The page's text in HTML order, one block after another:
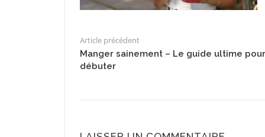
Article précédent
Manger sainement – Le guide ultime pour
débuter